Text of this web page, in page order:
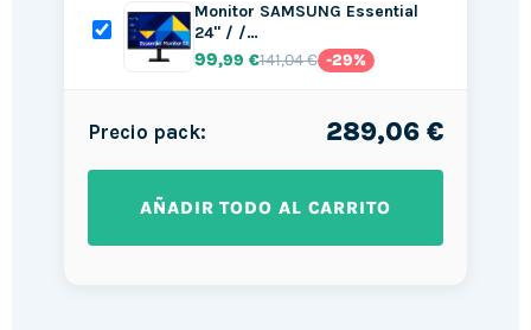
Monitor SAMSUNG Essential
24" / /…
99,99 €141,04 € -29%
Precio pack: 289,06 €
AÑADIR TODO AL CARRITO